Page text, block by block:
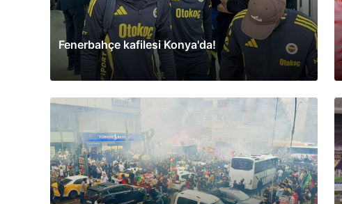
Fenerbahçe kafilesi Konya'da!